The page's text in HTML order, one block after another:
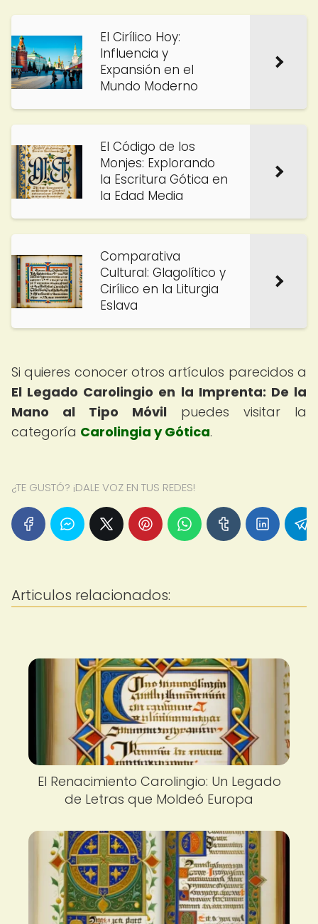
El Cirílico Hoy:
Influencia y
Expansión en el
Mundo Moderno
El Código de los
Monjes: Explorando
la Escritura Gótica en
la Edad Media
Comparativa
Cultural: Glagolítico y
Cirílico en la Liturgia
Eslava
Si quieres conocer otros artículos parecidos a
El Legado Carolingio en la Imprenta: De la
Mano al Tipo Móvil puedes visitar la
categoría Carolingia y Gótica.
¿TE GUSTÓ? ¡DALE VOZ EN TUS REDES!
Articulos relacionados:
El Renacimiento Carolingio: Un Legado
de Letras que Moldeó Europa